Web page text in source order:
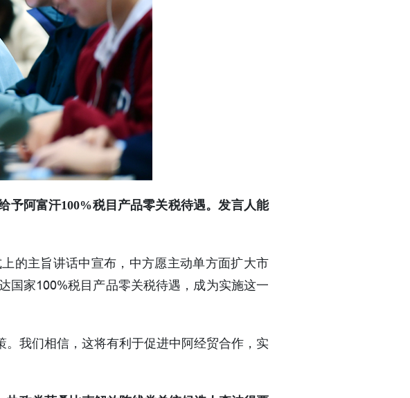
予阿富汗100%税目产品零关税待遇。发言人能
的主旨讲话中宣布，中方愿主动单方面扩大市
国家100%税目产品零关税待遇，成为实施这一
我们相信，这将有利于促进中阿经贸合作，实